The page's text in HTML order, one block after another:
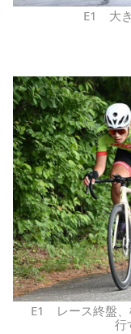
E1 大
E1 レース終盤、
行